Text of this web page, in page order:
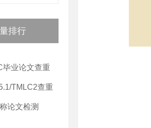
排行
毕业论文查重
TMLC2查重
论文检测